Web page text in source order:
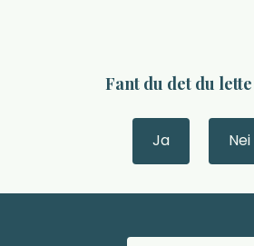
Fant du det du
Ja Nei